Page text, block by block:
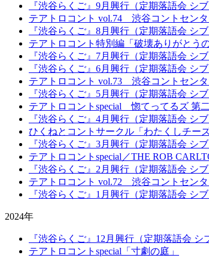
『渋谷らくご』9月興行（定期落語会 シ
テアトロコント vol.74 渋谷コントセンタ
『渋谷らくご』8月興行（定期落語会 シ
テアトロコント特別編「破壊ありがとう
『渋谷らくご』7月興行（定期落語会 シ
『渋谷らくご』6月興行（定期落語会 シ
テアトロコント vol.73 渋谷コントセンタ
『渋谷らくご』5月興行（定期落語会 シ
テアトロコントspecial 惚てってるズ 第
『渋谷らくご』4月興行（定期落語会 シ
ひくねとコントサークル「わたくしチー
『渋谷らくご』3月興行（定期落語会 シ
テアトロコントspecial／THE ROB
『渋谷らくご』2月興行（定期落語会 シ
テアトロコント vol.72 渋谷コントセンタ
『渋谷らくご』1月興行（定期落語会 シ
2024年
『渋谷らくご』12月興行（定期落語会
テアトロコントspecial「寸劇の庭」